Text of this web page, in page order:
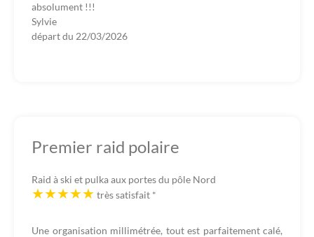
absolument !!!
Sylvie
départ du 22/03/2026
Premier raid polaire
Raid à ski et pulka aux portes du pôle Nord
très satisfait *
Une organisation millimétrée, tout est parfaitement calé,